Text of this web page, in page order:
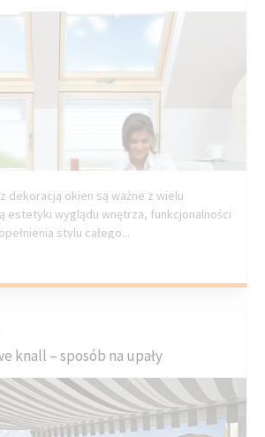
dekoracją okien są ważne z wielu
estetyki wyglądu wnętrza, funkcjonalności
stylu całego...
knall – sposób na upały